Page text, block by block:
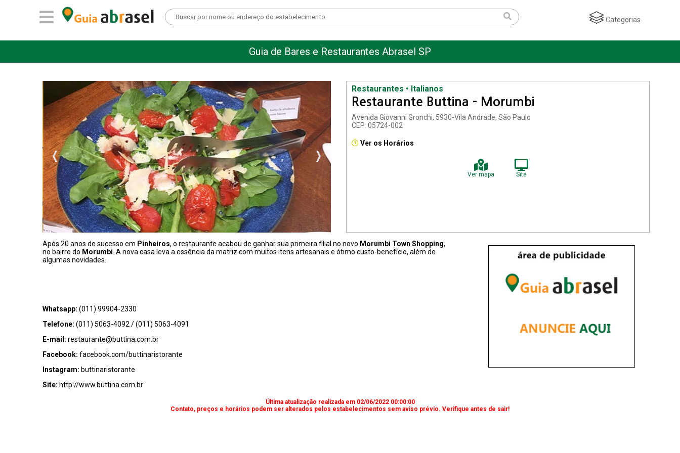
Categorias
Guia de Bares e Restaurantes Abrasel SP
Restaurantes • Italianos
Restaurante Buttina - Morumbi
Avenida Giovanni Gronchi, 5930-Vila Andrade, São Paulo
CEP: 05724-002
Ver os Horários
Ver mapa Site
Após 20 anos de sucesso em Pinheiros, o restaurante acabou de ganhar sua primeira filial no novo Morumbi Town Shopping,
no bairro do Morumbi . A nova casa leva a essência da matriz com muitos itens artesanais e ótimo custo-benefício, além de
algumas novidades.
Whatsapp: (011) 99904-2330
Telefone: (011) 5063-4092 /(011) 5063-4091
E-mail: restaurante@buttina.com.br
Facebook: facebook.com/buttinaristorante
Instagram: buttinaristorante
Site: http://www.buttina.com.br
Última atualização realizada em 02/06/2022 00:00:00
Contato, preços e horários podem ser alterados pelos estabelecimentos sem aviso prévio. Verifique antes de sair!